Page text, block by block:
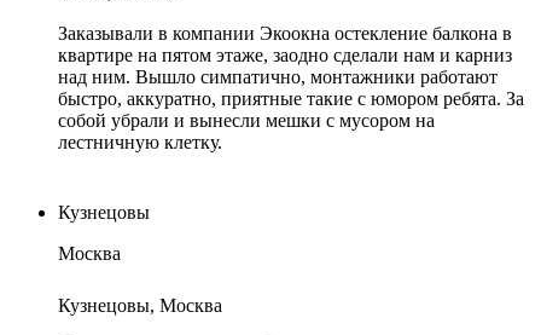
Заказывали в компании Экоокна остекление балкона в
квартире на пятом этаже, заодно сделали нам и карниз
над ним. Вышло симпатично, монтажники работают
быстро, аккуратно, приятные такие с юмором ребята. За
собой убрали и вынесли мешки с мусором на
лестничную клетку.
Кузнецовы
Москва
Кузнецовы, Москва